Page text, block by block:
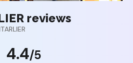
reviews
4.4/5